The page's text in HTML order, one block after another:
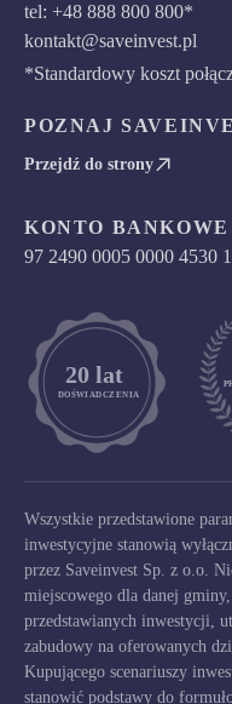
tel: +48 888 800 800*
kontakt@saveinvest.pl
*Standardowy koszt
POZNAJ
Przejdź do strony
KONTO
97 2490 0005 0000 4530
DOŚWIADCZENIA
	20 lat
Wszystkie przedstawione
inwestycyjne stanowią
przez Saveinvest Sp. z o.o.
miejscowego dla danej
przedstawianych inwestycji,
zabudowy na oferowanych
Kupującego scenariuszy
stanowić podstawy do